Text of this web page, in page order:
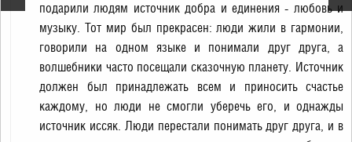
подарили людям источник добра и единения - любовь и
музыку. Тот мир был прекрасен: люди жили в гармонии,
говорили на одном языке и понимали друг друга, а
волшебники часто посещали сказочную планету. Источник
должен был принадлежать всем и приносить счастье
каждому, но люди не смогли уберечь его, и однажды
источник иссяк. Люди перестали понимать друг друга, и в